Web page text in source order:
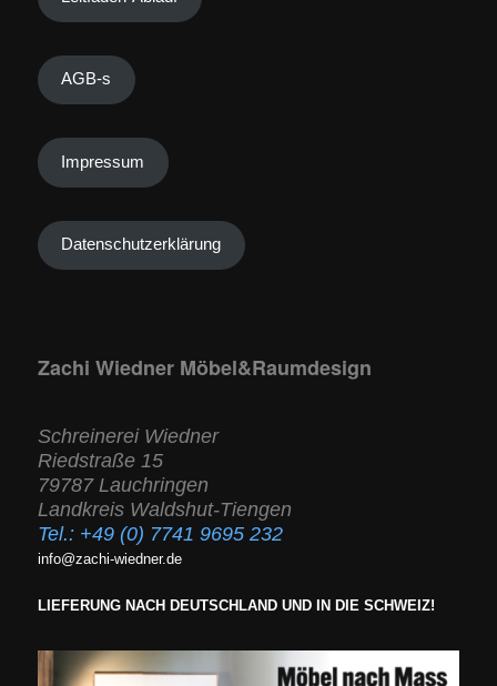
AGB-s
Impressum
Datenschutzerklärung
Zachi Wiedner Möbel&Raumdesign
Schreinerei Wiedner
Riedstraße 15
79787 Lauchringen
Landkreis Waldshut-Tiengen
Tel.: +49 (0) 7741 9695 232
info@zachi-wiedner.de
LIEFERUNG NACH DEUTSCHLAND UND IN DIE SCHWEIZ!